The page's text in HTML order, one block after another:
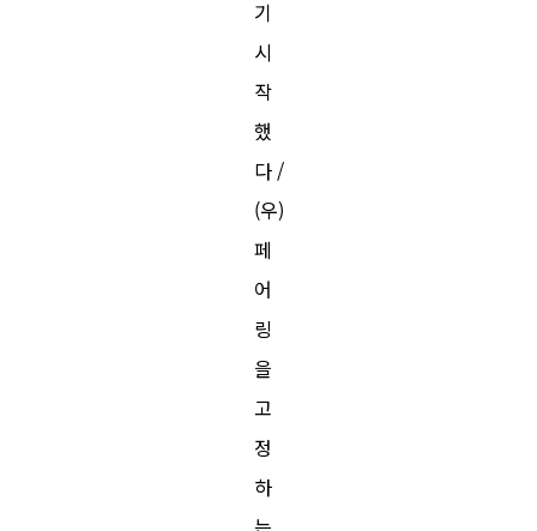
기
시
작
했
다 /
(우)
페
어
링
을
고
정
하